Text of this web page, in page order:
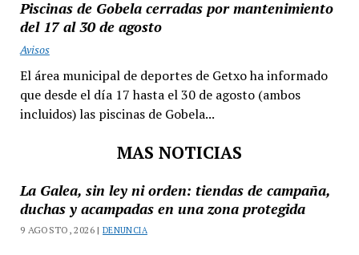
Piscinas de Gobela cerradas por mantenimiento
del 17 al 30 de agosto
Avisos
El área municipal de deportes de Getxo ha informado
que desde el día 17 hasta el 30 de agosto (ambos
incluidos) las piscinas de Gobela...
MAS NOTICIAS
La Galea, sin ley ni orden: tiendas de campaña,
duchas y acampadas en una zona protegida
9 AGOSTO, 2026 |DENUNCIA